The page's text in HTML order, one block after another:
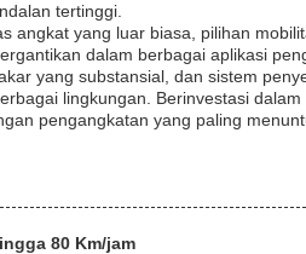
tertinggi.
angkat yang luar biasa, pilihan
dalam berbagai aplikasi
yang substansial, dan sistem
lingkungan. Berinvestasi
pengangkatan yang paling
80 Km/jam